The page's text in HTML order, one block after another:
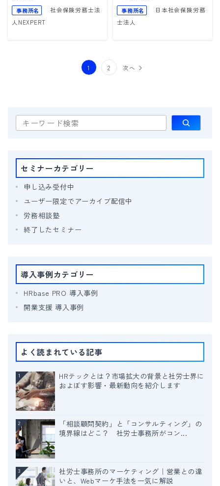
事務所名
社会保険労務士法
人NEXPERT
事務所名
日本社会保険労務
士法人
ペ
ー
り
1 2 次へ
索
セミナーカテゴリー
申し込み受付中
ユーザー限定でアーカイブ配信中
労務相談塾
終了したセミナー
導入事例カテゴリー
HRbase PRO 導入事例
開業支援 導入事例
よく読まれている記事
1
HRテックとは？市場拡大の背景と社労士界に
およぼす影響・最新動向を紹介します
2
「相談顧問契約」と「コンサルティング」の
境界線はどこ？ 社労士事務所がコン...
3
社労士事務所のマーケティング｜営業との違
いと、Webマーケ手法を一気に解説